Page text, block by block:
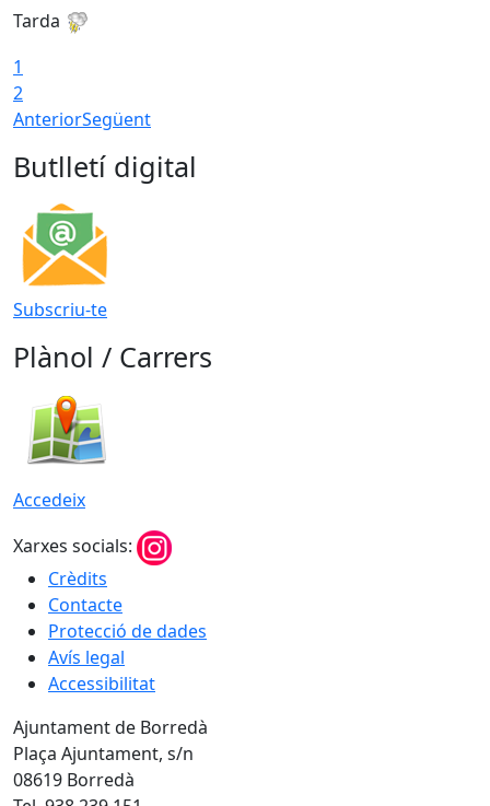
Tarda
1
2
AnteriorSegüent
Butlletí digital
Subscriu-te
Plànol / Carrers
Accedeix
Xarxes socials:
Crèdits
Contacte
Protecció de dades
Avís legal
Accessibilitat
Ajuntament de Borredà
Plaça Ajuntament, s/n
08619 Borredà